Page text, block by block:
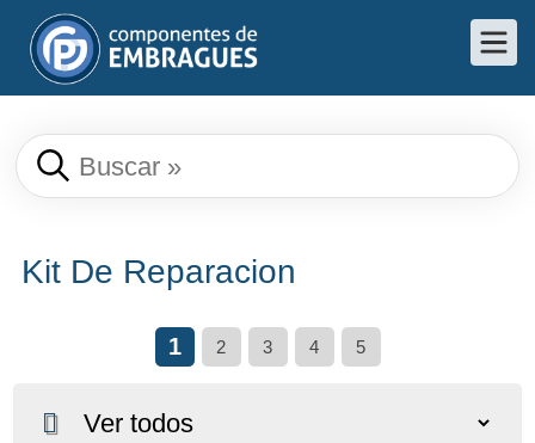
Kit De Reparacion
1 2 3 4 5